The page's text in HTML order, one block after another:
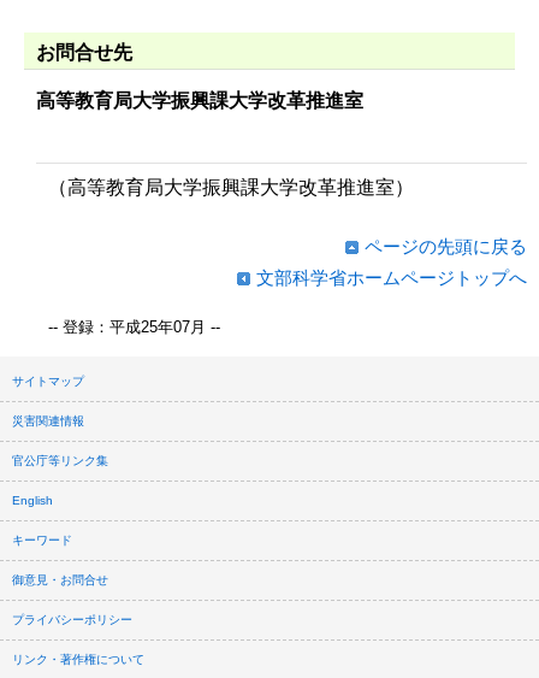
お問合せ先
高等教育局大学振興課大学改革推進室
（高等教育局大学振興課大学改革推進室）
ページの先頭に戻る
文部科学省ホームページトップへ
-- 登録：平成25年07月 --
サイトマップ
災害関連情報
官公庁等リンク集
English
キーワード
御意見・お問合せ
プライバシーポリシー
リンク・著作権について